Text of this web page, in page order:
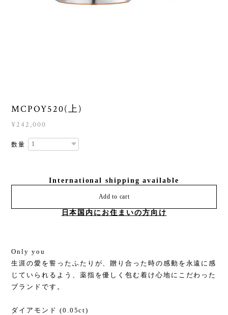
MCPOY520(上)
¥242,000
数量
International shipping available
Add to cart
日本国内にお住まいの方向け
Only you
生涯の愛を誓ったふたりが、贈り合った時の感動を永遠に感
じていられるよう、薬指を優しく包む着け心地にこだわった
ブランドです。
ダイアモンド (0.05ct)